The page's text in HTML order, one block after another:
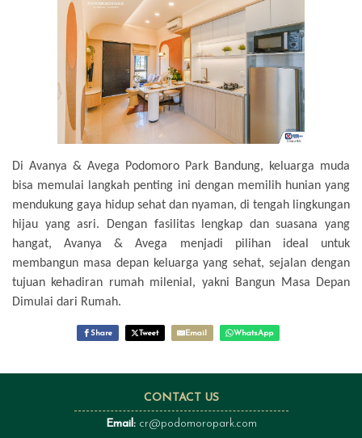
Di Avanya & Avega Podomoro Park Bandung, keluarga muda
bisa memulai langkah penting ini dengan memilih hunian yang
mendukung gaya hidup sehat dan nyaman, di tengah lingkungan
hijau yang asri. Dengan fasilitas lengkap dan suasana yang
hangat, Avanya & Avega menjadi pilihan ideal untuk
membangun masa depan keluarga yang sehat, sejalan dengan
tujuan kehadiran rumah milenial, yakni Bangun Masa Depan
Dimulai dari Rumah.
Share Tweet Email WhatsApp
CONTACT US
Email: cr@podomoropark.com